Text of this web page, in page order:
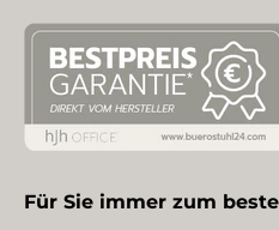
Für Sie immer zum